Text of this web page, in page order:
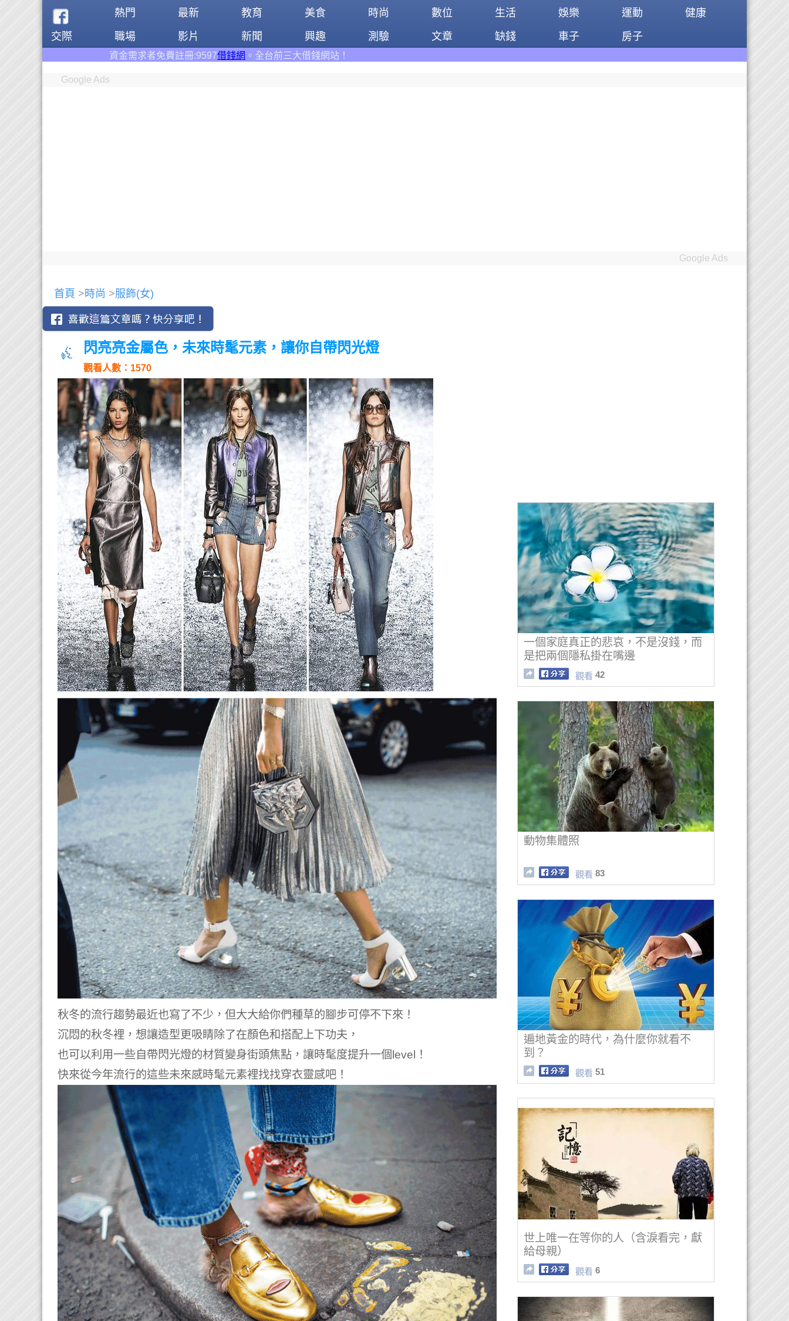
熱門 最新 教育 美食 時尚 數位 生活 娛樂 運動
健康
交際
職場 影片 新聞 興趣 測驗 文章 缺錢 車子 房子
資金需求者免費註冊:9597借錢網。全台前三大借錢網站！
Google Ads
Google Ads
首頁 >時尚 >服飾(女)
閃亮亮金屬色，未來時髦元素，讓你自帶閃光燈
觀看人數：1570
秋冬的流行趨勢最近也寫了不少，但大大給你們種草的腳步可停不下來！
沉悶的秋冬裡，想讓造型更吸睛除了在顏色和搭配上下功夫，
也可以利用一些自帶閃光燈的材質變身街頭焦點，讓時髦度提升一個level！
快來從今年流行的這些未來感時髦元素裡找找穿衣靈感吧！
一個家庭真正的悲哀，不是沒錢，而
是把兩個隱私掛在嘴邊
觀看 42
動物集體照
觀看 83
遍地黃金的時代，為什麼你就看不
到？
觀看 51
世上唯一在等你的人（含淚看完，獻
給母親）
觀看 6